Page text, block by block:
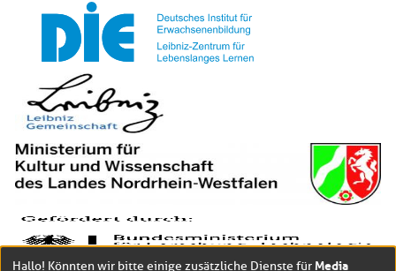
Hallo! Könnten wir bitte einige zusätzliche Dienste für Media